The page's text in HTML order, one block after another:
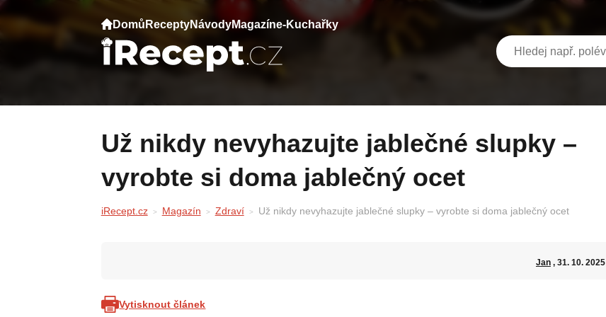
Domů ReceptyNávodyMagazíne-Kuchařky
Už nikdy nevyhazujte jablečné slupky –
vyrobte si doma jablečný ocet
iRecept.cz Magazín Zdraví Už nikdy nevyhazujte jablečné slupky – vyrobte si doma jablečný ocet
Jan, 31. 10. 2025
Vytisknout článek